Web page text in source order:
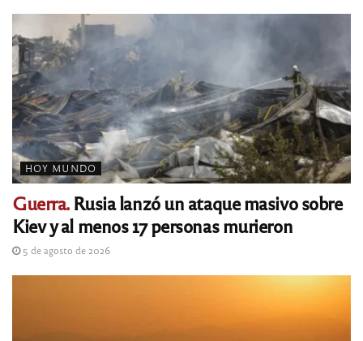
HOY MUNDO
Guerra.Rusia lanzó un ataque masivo sobre
Kiev y al menos 17 personas murieron
5 de agosto de 2026